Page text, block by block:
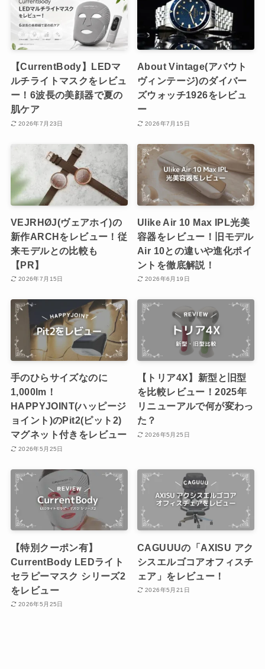
【CurrentBody】LEDマ
ルチライトマスクをレビュ
ー！6波長の美顔器で夏の
肌ケア
2026年7月23日
About Vintage(アバウト
ヴィンテージ)のダイバー
ズウォッチ1926をレビュ
ー
2026年7月15日
VEJRHØJ(ヴェアホイ)の
新作ARCHをレビュー！従
来モデルとの比較も
【PR】
2026年7月15日
Ulike Air 10 Max IPL光美
容器をレビュー！旧モデル
Air 10との違いや進化ポイ
ントを徹底解説！
2026年6月19日
手のひらサイズなのに
1,000lm！
HAPPYJOINT(ハッピージ
ョイント)のPit2(ピット2)
マグネット付きをレビュー
2026年5月25日
【トリア4X】新型と旧型
を比較レビュー！2025年
リニューアルで何が変わっ
た？
2026年5月25日
【特別クーポン有】
CurrentBody LEDライト
セラピーマスク シリーズ2
をレビュー
2026年5月25日
CAGUUUの「AXISU アク
シスエルゴコアオフィスチ
ェア」をレビュー！
2026年5月21日